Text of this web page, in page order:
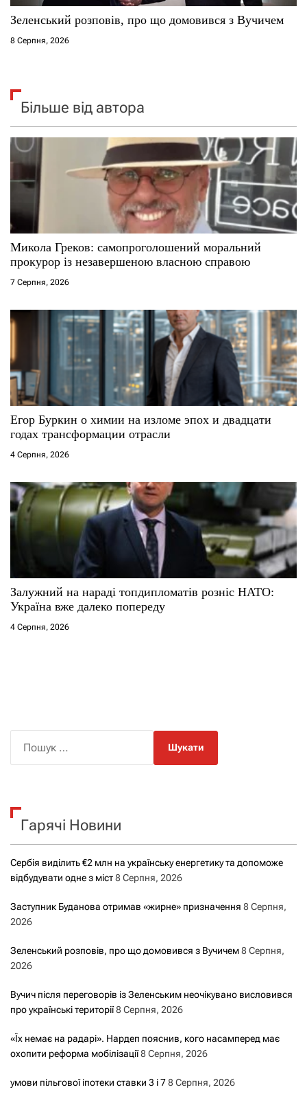
Зеленський розповів, про що домовився з Вучичем
8 Серпня, 2026
Більше від автора
Микола Греков: самопроголошений моральний
прокурор із незавершеною власною справою
7 Серпня, 2026
Егор Буркин о химии на изломе эпох и двадцати
годах трансформации отрасли
4 Серпня, 2026
Залужний на нараді топдипломатів розніс НАТО:
Україна вже далеко попереду
4 Серпня, 2026
к
Гарячі Новини
Сербія виділить €2 млн на українську енергетику та допоможе
відбудувати одне з міст8 Серпня, 2026
Заступник Буданова отримав «жирне» призначення 8 Серпня,
2026
Зеленський розповів, про що домовився з Вучичем8 Серпня,
2026
Вучич після переговорів із Зеленським неочікувано висловився
про українські території8 Серпня, 2026
«Їх немає на радарі». Нардеп пояснив, кого насамперед має
охопити реформа мобілізації8 Серпня, 2026
умови пільгової іпотеки ставки 3 і 78 Серпня, 2026